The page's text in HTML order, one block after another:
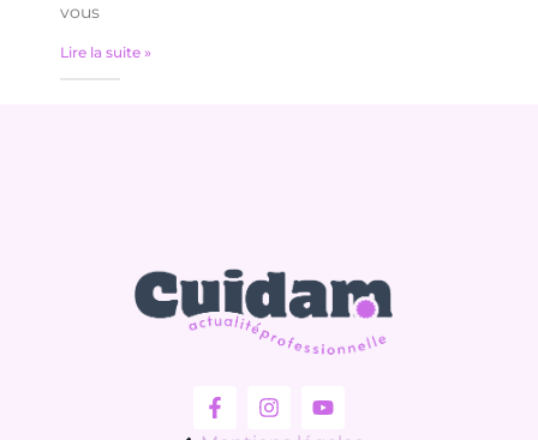
vous
Lire la suite »